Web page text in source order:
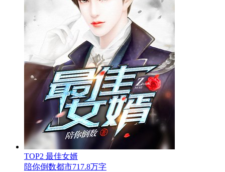
TOP2 最佳女婿
陪你倒数都市717.8万字